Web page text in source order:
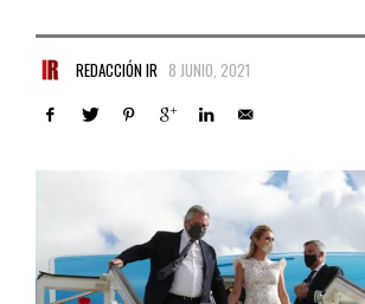
REDACCIÓN IR 8 JUNIO, 2021